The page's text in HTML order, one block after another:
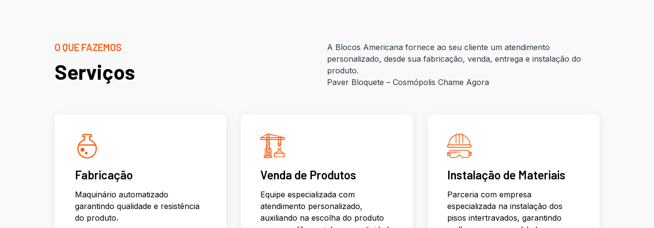
O QUE FAZEMOS
Serviços
A Blocos Americana fornece ao seu cliente um atendimento
personalizado, desde sua fabricação, venda, entrega e instalação do
produto.
Paver Bloquete – Cosmópolis Chame Agora
Fabricação
Maquinário automatizado
garantindo qualidade e resistência
do produto.
Venda de Produtos
Equipe especializada com
atendimento personalizado,
auxiliando na escolha do produto
Instalação de Materiais
Parceria com empresa
especializada na instalação dos
pisos intertravados, garantindo